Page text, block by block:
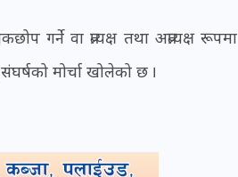
गर्ने वा प्रत्यक्ष तथा अप्रत्यक्ष रूपमा
मोर्चा खोलेको छ ।